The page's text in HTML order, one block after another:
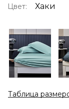
Цвет: Хаки
Таблица